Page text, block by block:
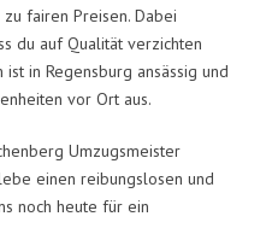
fairen Preisen. Dabei
du auf Qualität verzichten
in Regensburg ansässig und
vor Ort aus.
Umzugsmeister
einen reibungslosen und
noch heute für ein